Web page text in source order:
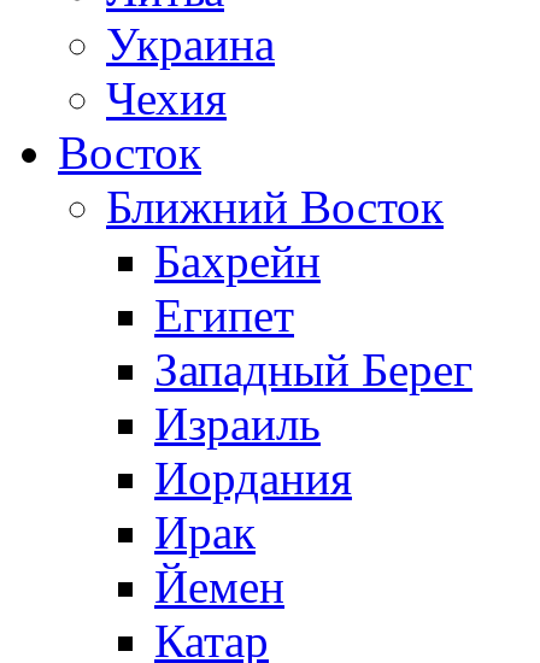
Украина
Чехия
Восток
Ближний Восток
Бахрейн
Египет
Западный Берег
Израиль
Иордания
Ирак
Йемен
Катар